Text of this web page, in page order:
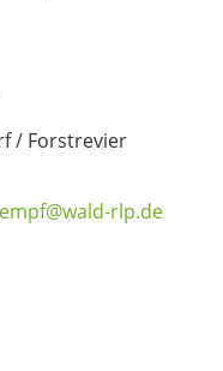
/ Forstrevier
rlp.de